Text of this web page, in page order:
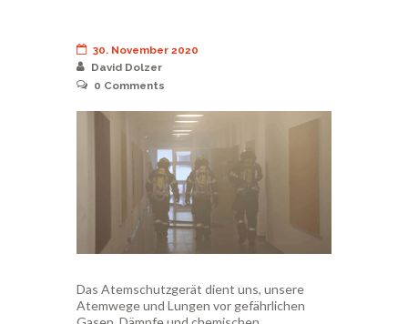
30. November 2020
David Dolzer
0 Comments
Das Atemschutzgerät dient uns, unsere
Atemwege und Lungen vor gefährlichen